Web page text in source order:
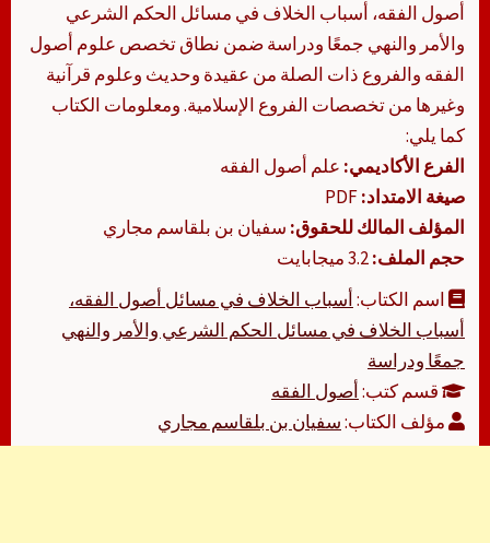
أصول الفقه، أسباب الخلاف في مسائل الحكم الشرعي
والأمر والنهي جمعًا ودراسة ضمن نطاق تخصص علوم أصول
الفقه والفروع ذات الصلة من عقيدة وحديث وعلوم قرآنية
وغيرها من تخصصات الفروع الإسلامية. ومعلومات الكتاب
كما يلي:
الفرع الأكاديمي: علم أصول الفقه
صيغة الامتداد:
المؤلف المالك للحقوق: سفيان بن بلقاسم مجاري
حجم الملف:
اسم الكتاب:أسباب الخلاف في مسائل أصول الفقه،
أسباب الخلاف في مسائل الحكم الشرعي والأمر والنهي
جمعًا ودراسة
قسم كتب:أصول الفقه
مؤلف الكتاب:سفيان بن بلقاسم مجاري